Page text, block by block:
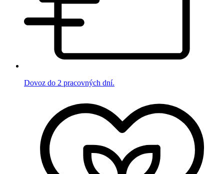
Dovoz do 2 pracovných dní.